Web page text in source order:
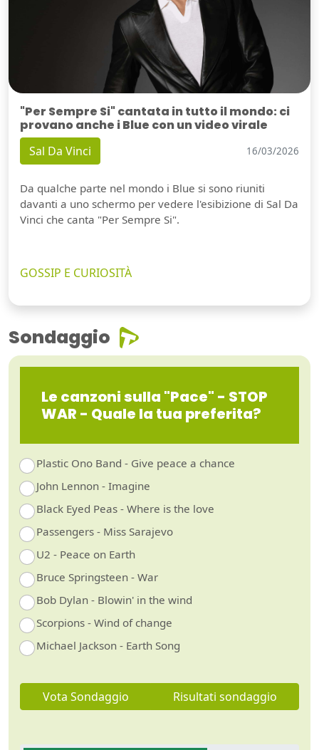
"Per Sempre Si" cantata in tutto il mondo: ci
provano anche i Blue con un video virale
Sal Da Vinci 16/03/2026
Da qualche parte nel mondo i Blue si sono riuniti
davanti a uno schermo per vedere l'esibizione di Sal Da
Vinci che canta "Per Sempre Si".
GOSSIP E CURIOSITÀ
Sondaggio
Le canzoni sulla "Pace" - STOP
WAR - Quale la tua preferita?
Plastic Ono Band - Give peace a chance
John Lennon - Imagine
Black Eyed Peas - Where is the love
Passengers - Miss Sarajevo
U2 - Peace on Earth
Bruce Springsteen - War
Bob Dylan - Blowin' in the wind
Scorpions - Wind of change
Michael Jackson - Earth Song
Vota Sondaggio Risultati sondaggio